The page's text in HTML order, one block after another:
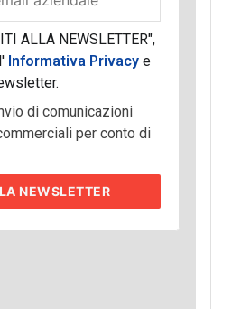
ALLA NEWSLETTER",
Informativa Privacy e
di comunicazioni
per conto di
NEWSLETTER